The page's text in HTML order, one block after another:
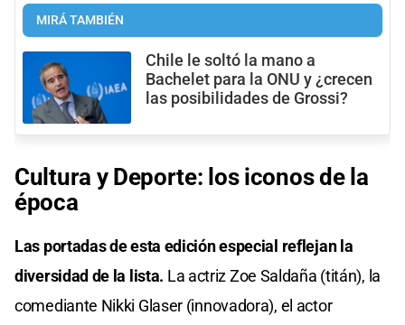
MIRÁ TAMBIÉN
Chile le soltó la mano a
Bachelet para la ONU y ¿crecen
las posibilidades de Grossi?
Cultura y Deporte: los iconos de la
época
Las portadas de esta edición especial reflejan la
diversidad de la lista. La actriz Zoe Saldaña (titán), la
comediante Nikki Glaser (innovadora), el actor